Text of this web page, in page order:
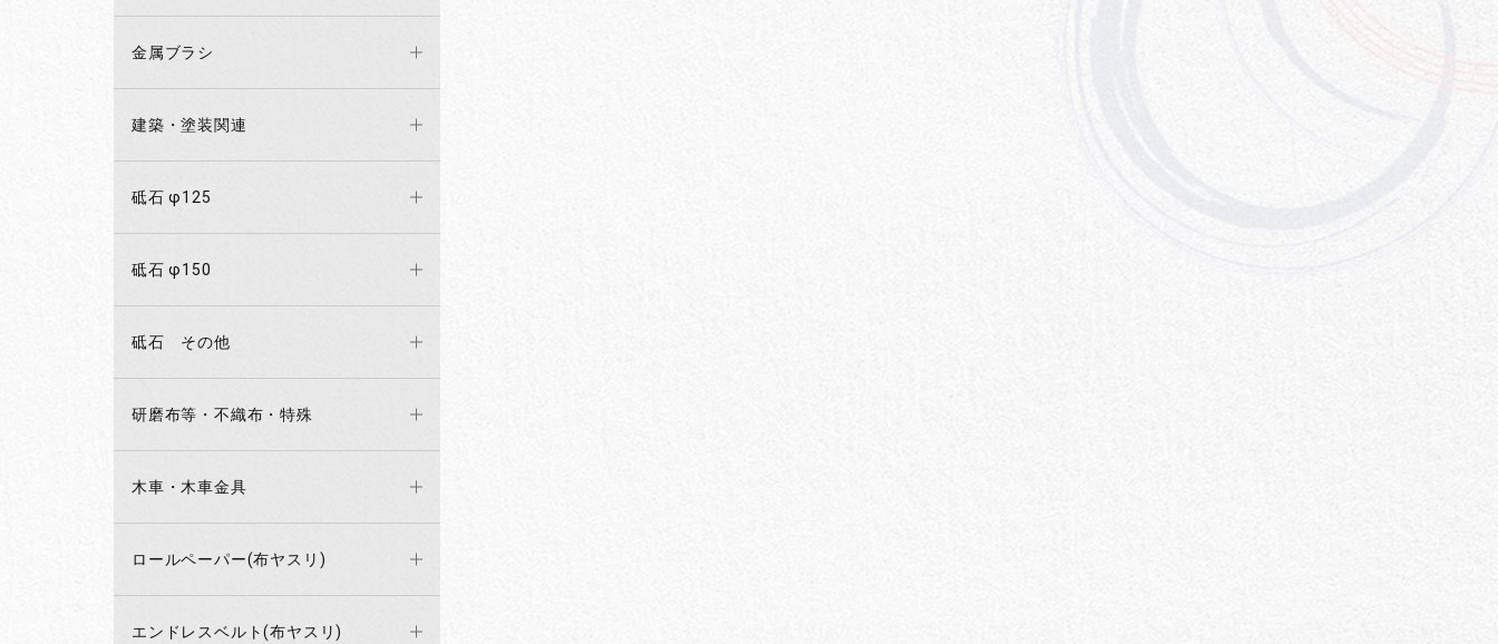
金属ブラシ
建築・塗装関連
砥石 φ125
砥石 φ150
砥石 その他
研磨布等・不織布・特殊
木車・木車金具
ロールペーパー(布ヤスリ)
エンドレスベルト(布ヤスリ)